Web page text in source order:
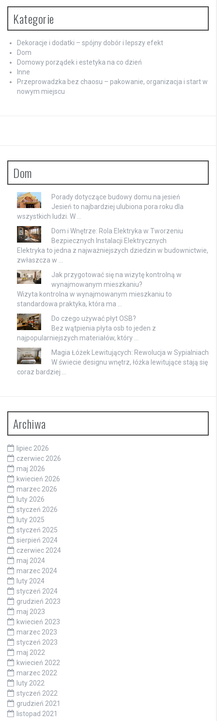
Kategorie
Dekoracje i dodatki – spójny dobór i lepszy efekt
Dom
Domowy porządek i estetyka na co dzień
Inne
Przeprowadzka bez chaosu – pakowanie, organizacja i start w
nowym miejscu
Dom
Porady dotyczące budowy domu na jesień
Jesień to najbardziej ulubiona pora roku dla
wszystkich ludzi. W …
Dom i Wnętrze: Rola Elektryka w Tworzeniu
Bezpiecznych Instalacji Elektrycznych
Elektryka to jedna z najważniejszych dziedzin w budownictwie,
zwłaszcza w …
Jak przygotować się na wizytę kontrolną w
wynajmowanym mieszkaniu?
Wizyta kontrolna w wynajmowanym mieszkaniu to
standardowa praktyka, która ma …
Do czego używać płyt OSB?
Bez wątpienia płyta osb to jeden z
najpopularniejszych materiałów, który …
Magia Łóżek Lewitujących: Rewolucja w Sypialniach
W świecie designu wnętrz, łóżka lewitujące stają się
coraz bardziej …
Archiwa
lipiec 2026
czerwiec 2026
maj 2026
kwiecień 2026
marzec 2026
luty 2026
styczeń 2026
luty 2025
styczeń 2025
sierpień 2024
czerwiec 2024
maj 2024
marzec 2024
luty 2024
styczeń 2024
grudzień 2023
maj 2023
kwiecień 2023
marzec 2023
styczeń 2023
maj 2022
kwiecień 2022
marzec 2022
luty 2022
styczeń 2022
grudzień 2021
listopad 2021